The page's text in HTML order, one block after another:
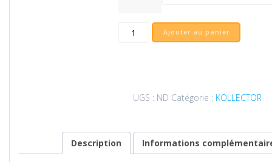
quantité
fermeture
éclair
micropolaire
du
bagad
Ajouter au panier
UGS : ND Catégorie : KOLLECTOR
Description Informations